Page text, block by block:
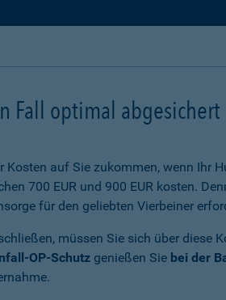
Fall optimal abgesichert
auf Sie zukommen, wenn Ihr
700 EUR und 900 EUR kosten.
für den geliebten Vierbeiner
müssen Sie sich über diese
OP-Schutz genießen Sie bei der